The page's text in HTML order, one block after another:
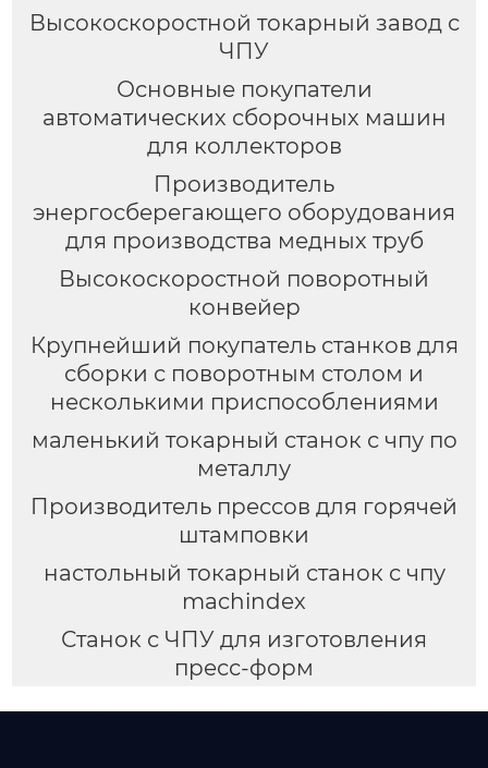
Высокоскоростной токарный завод с
ЧПУ
Основные покупатели
автоматических сборочных машин
для коллекторов
Производитель
энергосберегающего оборудования
для производства медных труб
Высокоскоростной поворотный
конвейер
Крупнейший покупатель станков для
сборки с поворотным столом и
несколькими приспособлениями
маленький токарный станок с чпу по
металлу
Производитель прессов для горячей
штамповки
настольный токарный станок с чпу
machindex
Станок с ЧПУ для изготовления
пресс-форм